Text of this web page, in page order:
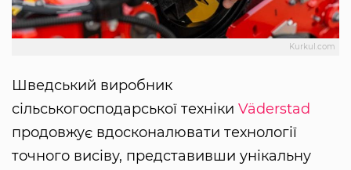
Kurkul.com
Шведський виробник
сільськогосподарської техніки Väderstad
продовжує вдосконалювати технології
точного висіву, представивши унікальну